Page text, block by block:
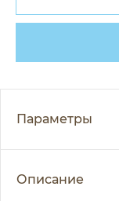
Параметры
Описание